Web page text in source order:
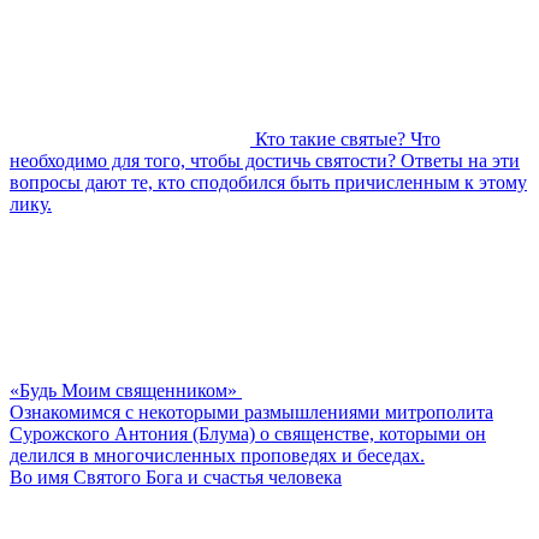
Кто такие святые? Что
необходимо для того, чтобы достичь святости? Ответы на эти
вопросы дают те, кто сподобился быть причисленным к этому
лику.
«Будь Моим священником»
Ознакомимся с некоторыми размышлениями митрополита
Сурожского Антония (Блума) о священстве, которыми он
делился в многочисленных проповедях и беседах.
Во имя Святого Бога и счастья человека